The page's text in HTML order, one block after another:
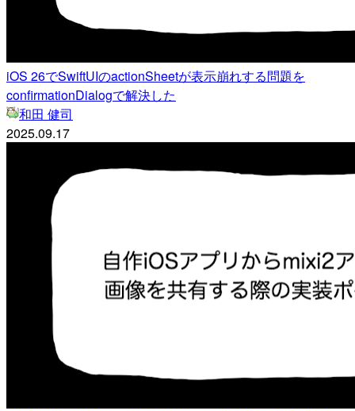
iOS 26でSwiftUIのactionSheetが表示崩れする問題を
confirmationDialogで解決した
和田 健司
2025.09.17